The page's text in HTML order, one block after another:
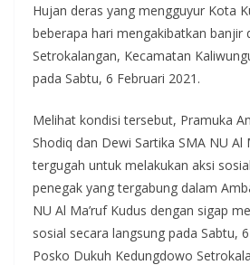
Hujan deras yang mengguyur Kota
beberapa hari mengakibatkan banjir
Setrokalangan, Kecamatan
pada Sabtu, 6 Februari 2021.
Melihat kondisi tersebut, Pramuka
Shodiq dan Dewi Sartika SMA NU Al
tergugah untuk melakukan aksi
penegak yang tergabung dalam
NU Al Ma’ruf Kudus dengan sigap
sosial secara langsung pada Sabtu,
Posko Dukuh Kedungdowo